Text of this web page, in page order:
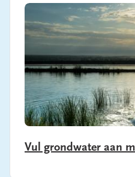
Banner image
Vul grondwater aan